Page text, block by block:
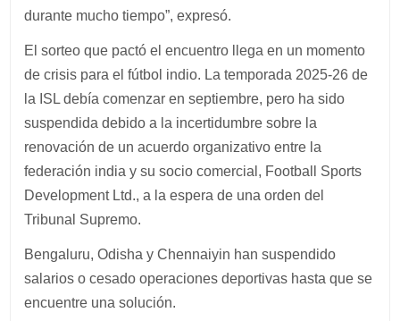
durante mucho tiempo”, expresó.
El sorteo que pactó el encuentro llega en un momento
de crisis para el fútbol indio. La temporada 2025-26 de
la ISL debía comenzar en septiembre, pero ha sido
suspendida debido a la incertidumbre sobre la
renovación de un acuerdo organizativo entre la
federación india y su socio comercial, Football Sports
Development Ltd., a la espera de una orden del
Tribunal Supremo.
Bengaluru, Odisha y Chennaiyin han suspendido
salarios o cesado operaciones deportivas hasta que se
encuentre una solución.